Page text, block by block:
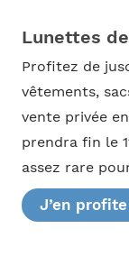
Lunettes
Profitez de
vêtements,
vente privée
prendra fin le
assez rare
J’en profite